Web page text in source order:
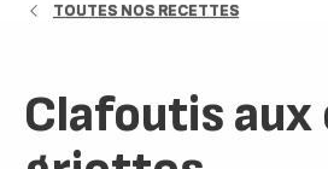
TOUTES NOS RECETTES
Clafoutis